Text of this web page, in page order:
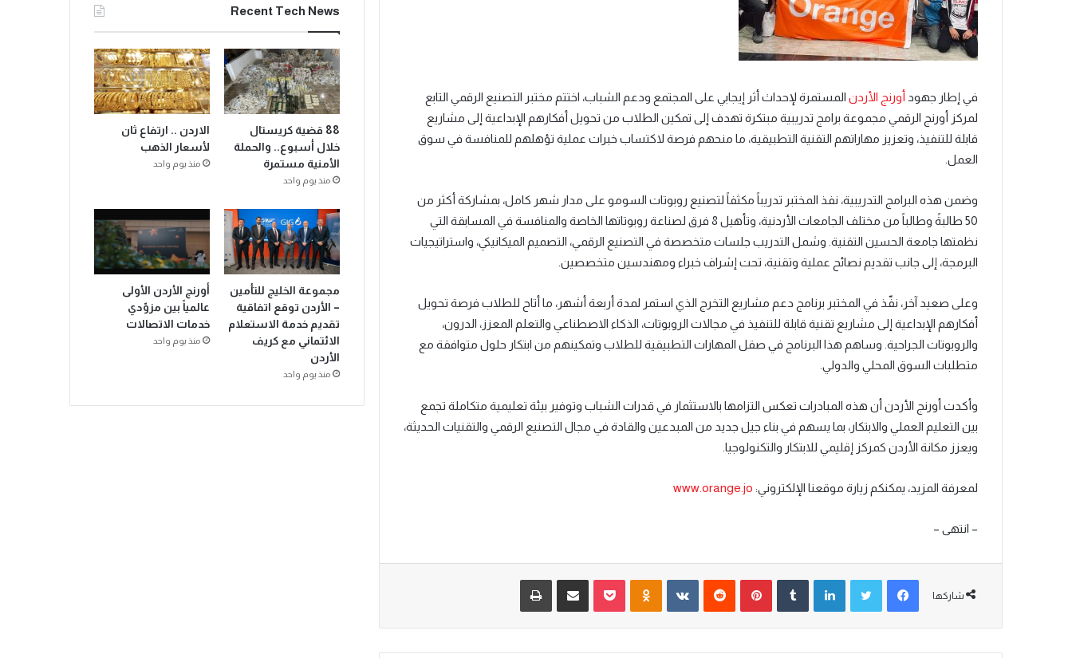
في إطار جهود أورنج الأردن المستمرة لإحداث أثر إيجابي على المجتمع ودعم الشباب، اختتم مختبر التصنيع الرقمي التابع
لمركز أورنج الرقمي مجموعة برامج تدريبية مبتكرة تهدف إلى تمكين الطلاب من تحويل أفكارهم الإبداعية إلى مشاريع
قابلة للتنفيذ، وتعزيز مهاراتهم التقنية التطبيقية، ما منحهم فرصة لاكتساب خبرات عملية تؤهلهم للمنافسة في سوق
العمل
وضمن هذه البرامج التدريبية، نفذ المختبر تدريباً مكثفاً لتصنيع روبوتات السومو على مدار شهر كامل، بمشاركة أكثر من
50 طالب
ةً وطالباً من مختلف الجامعات الأردنية، وتأهي
ل 8 فرق لصناعة روبوتاتها الخاصة والمنافسة في المسابقة التي
نظمتها جامعة الحسين التقنية. وشمل التدريب جلسات متخصصة في التصنيع الرقمي، التصميم الميكانيكي، واستراتيجيات
البرمجة، إلى جانب تقديم نصائح عملية وتقنية، تحت إشراف خبراء ومهندسين متخصصين
وعلى صعيد آخر، نفّذ في المختبر برنامج دعم مشاريع التخرج الذي استمر لمدة أربعة أشهر، ما أتاح للطلاب فرصة تحويل
أفكارهم الإبداعية إلى مشاريع تقنية قابلة للتنفيذ في مجالات الروبوتات، الذكاء الاصطناعي والتعلم المعزز، الدرون،
والروبوتات الجراحية. وساهم هذا البرنامج في صقل المهارات التطبيقية للطلاب وتمكينهم من ابتكار حلول متوافقة مع
متطلبات السوق المحلي والدولي
وأكدت أورنج الأردن أن هذه المبادرات تعكس التزامها بالاستثمار في قدرات الشباب وتوفير بيئة تعليمية متكاملة تجمع
بين التعليم العملي والابتكار، بما يسهم في بناء جيل جديد من المبدعين والقادة في مجال التصنيع الرقمي والتقنيات الحديثة،
ويعزز مكانة الأردن كمركز إقليمي للابتكار والتكنولوجيا.
لمعرفة المزيد، يمكنكم زيارة موقعنا الإلكتروني:
www.orange.jo
– انتهى –
شاركها
Recent Tech News
88 قضية كريستال
خلال أسبوع.. والحملة
الأمنية مستمرة
منذ يوم واحد
الاردن .. ارتفاع ثان
لأسعار الذهب
منذ يوم واحد
مجموعة الخليج للتأمين
– الأردن توقع اتفاقية
تقديم خدمة الاستعلام
الائتماني مع كريف
الأردن
منذ يوم واحد
أورنج الأردن الأولى
عالمياً بين مزوّدي
خدمات الاتصالات
منذ يوم واحد